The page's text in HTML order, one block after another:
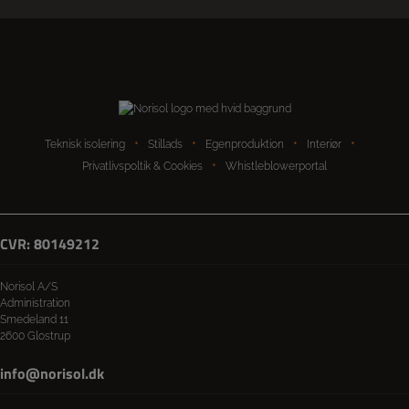
Teknisk isolering Stillads Egenproduktion
Interiør
Privatlivspoltik & Cookies
Whistleblowerportal
CVR: 80149212
Norisol A/S
Administration
Smedeland 11
2600 Glostrup
info@norisol.dk